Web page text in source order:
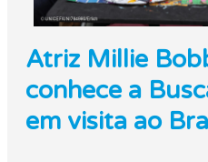
Atriz Millie
conhece a
em visita ao